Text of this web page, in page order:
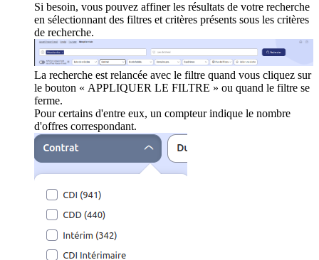
Si besoin, vous pouvez affiner les résultats de votre recherche
en sélectionnant des filtres et critères présents sous les critères
de recherche.
La recherche est relancée avec le filtre quand vous cliquez sur
le bouton « APPLIQUER LE FILTRE » ou quand le filtre se
ferme.
Pour certains d'entre eux, un compteur indique le nombre
d'offres correspondant.